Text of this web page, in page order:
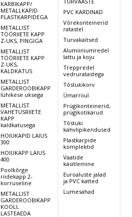
KARBIKAPP/
METALLKAPID
PLASTKARPIDEGA
METALLIST
TÖÖRIIETE KAPP
Z-UKS, PINGIGA
METALLIST
TÖÖRIIETE KAPP
Z-UKS,
KALDKATUS
METALLIST
GARDEROOBIKAPP
lühikese uksega
METALLIST
VAHETUSRIIETE
KAPP
kaldkatusega
HOIUKAPID LAIUS
300
HOIUKAPP LAIUS
400
Poolkõrge
riidekapp 2-
korruseline
METALLIST
GARDEROOBIKAPP
KOOLI,
LASTEAEDA
PVC KARDINAD
Võrekonteinerid
ratastel
Turvakaitsed
Alumiiniumredel
lattu ja koju
Treppredel
vedruratastega
Tõstukikorv
Ümarriiul
Prügikonteinerid,
prügikotikärud
Tõstuki
kahvlipikendused
Plastkarpide
komplektid
Vaatide
käsitlemine
Euroaluste jalad
ja PVC katted
Lumesahad